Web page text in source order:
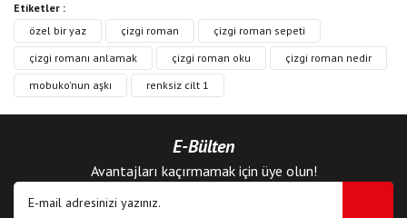
Etiketler :
özel bir yaz
çizgi roman
çizgi roman sepeti
çizgi romanı anlamak
çizgi roman oku
çizgi roman nedir
mobuko'nun aşkı
renksiz cilt 1
E-Bülten
Avantajları kaçırmamak için üye olun!